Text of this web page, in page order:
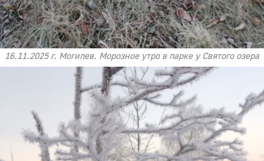
16.11.2025 г. Могилев. Морозное утро в парке у Святого озера